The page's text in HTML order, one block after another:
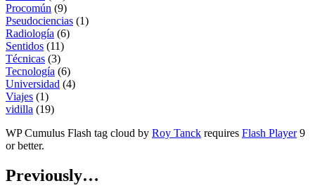
Procomún (9)
Pseudociencias (1)
Radiología (6)
Sentidos (11)
Técnicas (3)
Tecnología (6)
Universidad (4)
Viajes (1)
vidilla (19)
WP Cumulus Flash tag cloud by Roy Tanck requires Flash Player9
or better.
Previously…